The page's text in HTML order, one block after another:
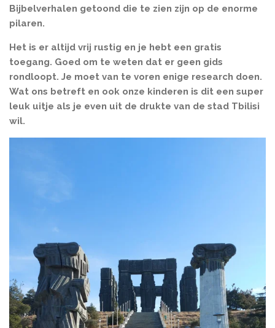
Bijbelverhalen getoond die te zien zijn op de enorme
pilaren.
Het is er altijd vrij rustig en je hebt een gratis
toegang. Goed om te weten dat er geen gids
rondloopt. Je moet van te voren enige research doen.
Wat ons betreft en ook onze kinderen is dit een super
leuk uitje als je even uit de drukte van de stad Tbilisi
wil.